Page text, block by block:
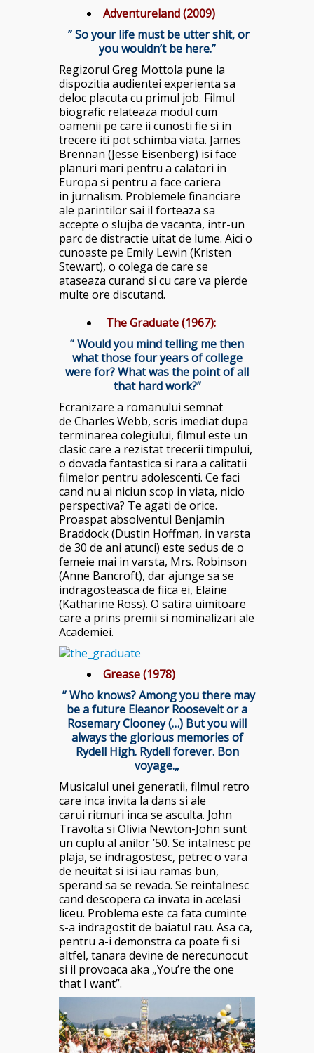
Adventureland (2009)
” So your life must be utter shit, or
you wouldn’t be here.”
Regizorul Greg Mottola pune la
dispozitia audientei experienta sa
deloc placuta cu primul job. Filmul
biografic relateaza modul cum
oamenii pe care ii cunosti fie si in
trecere iti pot schimba viata. James
Brennan (Jesse Eisenberg) isi face
planuri mari pentru a calatori in
Europa si pentru a face cariera
in jurnalism. Problemele financiare
ale parintilor sai il forteaza sa
accepte o slujba de vacanta, intr-un
parc de distractie uitat de lume. Aici o
cunoaste pe Emily Lewin (Kristen
Stewart), o colega de care se
ataseaza curand si cu care va pierde
multe ore discutand.
The Graduate (1967):
” Would you mind telling me then
what those four years of college
were for? What was the point of all
that hard work?”
Ecranizare a romanului semnat
de Charles Webb, scris imediat dupa
terminarea colegiului, filmul este un
clasic care a rezistat trecerii timpului,
o dovada fantastica si rara a calitatii
filmelor pentru adolescenti. Ce faci
cand nu ai niciun scop in viata, nicio
perspectiva? Te agati de orice.
Proaspat absolventul Benjamin
Braddock (Dustin Hoffman, in varsta
de 30 de ani atunci) este sedus de o
femeie mai in varsta, Mrs. Robinson
(Anne Bancroft), dar ajunge sa se
indragosteasca de fiica ei, Elaine
(Katharine Ross). O satira uimitoare
care a prins premii si nominalizari ale
Academiei.
Grease (1978)
” Who knows? Among you there may
be a future Eleanor Roosevelt or a
Rosemary Clooney (…) But you will
always the glorious memories of
Rydell High. Rydell forever. Bon
voyage.„
Musicalul unei generatii, filmul retro
care inca invita la dans si ale
carui ritmuri inca se asculta. John
Travolta si Olivia Newton-John sunt
un cuplu al anilor ’50. Se intalnesc pe
plaja, se indragostesc, petrec o vara
de neuitat si isi iau ramas bun,
sperand sa se revada. Se reintalnesc
cand descopera ca invata in acelasi
liceu. Problema este ca fata cuminte
s-a indragostit de baiatul rau. Asa ca,
pentru a-i demonstra ca poate fi si
altfel, tanara devine de nerecunocut
si il provoaca aka „You’re the one
that I want”.